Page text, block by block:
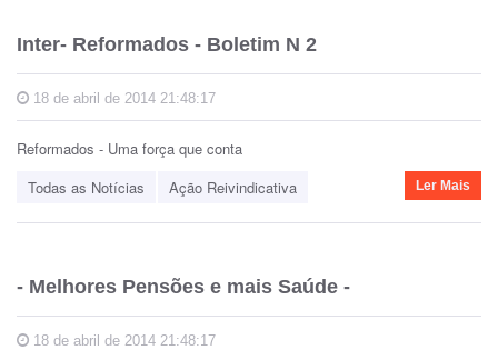
Inter- Reformados - Boletim N 2
18 de abril de 2014 21:48:17
Reformados - Uma força que conta
Todas as Notícias
Ação Reivindicativa Ler Mais
- Melhores Pensões e mais Saúde -
18 de abril de 2014 21:48:17